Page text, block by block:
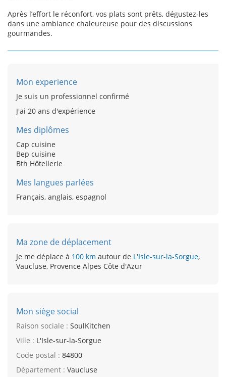
Après l’effort le réconfort, vos plats sont prêts, dégustez-les
dans une ambiance chaleureuse pour des discussions
gourmandes.
Mon experience
Je suis un professionnel confirmé
J'ai 20 ans d'expérience
Mes diplômes
Cap cuisine
Bep cuisine
Bth Hôtellerie
Mes langues parlées
Français, anglais, espagnol
Ma zone de déplacement
Je me déplace à 100 km autour de L'Isle-sur-la-Sorgue,
Vaucluse, Provence Alpes Côte d'Azur
Mon siège social
Raison sociale : SoulKitchen
Ville : L'Isle-sur-la-Sorgue
Code postal : 84800
Département : Vaucluse